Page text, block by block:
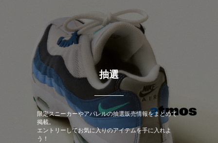
抽選
限定スニーカーやアパレルの抽選販売情報をまとめて
掲載。
エントリーしてお気に入りのアイテムを手に入れよ
う！